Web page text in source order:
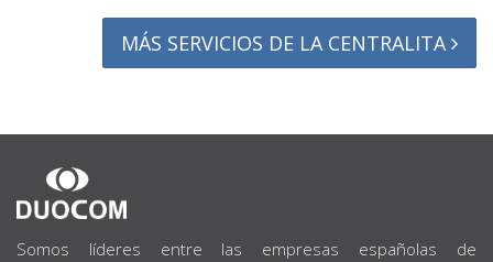
MÁS SERVICIOS DE LA CENTRALITA
SOBRE
NOSOTROS
Somos líderes entre las empresas españolas de